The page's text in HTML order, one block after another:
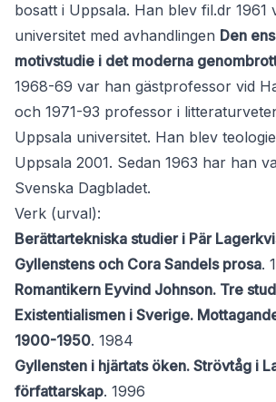
bosatt i Uppsala. Han blev fil.dr 1961
universitet med avhandlingen Den
motivstudie i det moderna
1968-69 var han gästprofessor vid
och 1971-93 professor i
Uppsala universitet. Han blev
Uppsala 2001. Sedan 1963 har han
Svenska Dagbladet.
Verk (urval):
Berättartekniska studier i Pär
Gyllenstens och Cora Sandels prosa.
Romantikern Eyvind Johnson. Tre
Existentialismen i Sverige.
1900-1950. 1984
Gyllensten i hjärtats öken. Strövtåg i
författarskap. 1996